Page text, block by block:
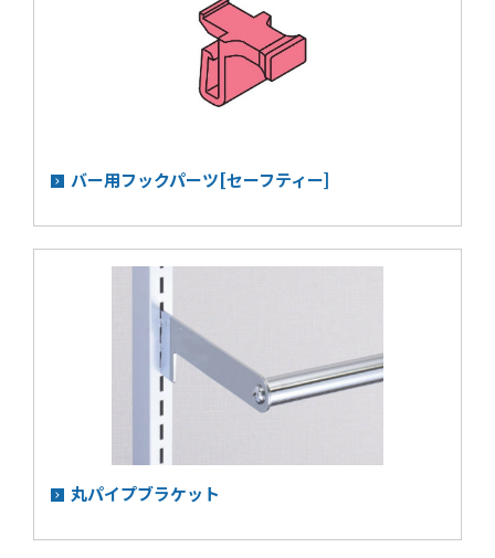
バー用フックパーツ[セーフティー]
丸パイプブラケット